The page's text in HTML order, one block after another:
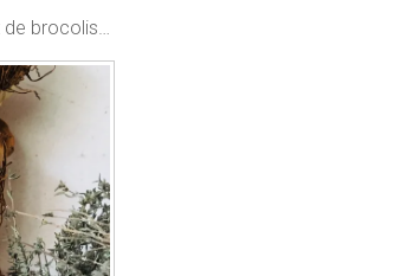
de brocolis…